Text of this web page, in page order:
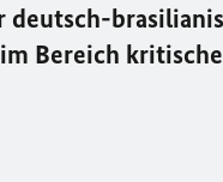
deutsch-
Bereich